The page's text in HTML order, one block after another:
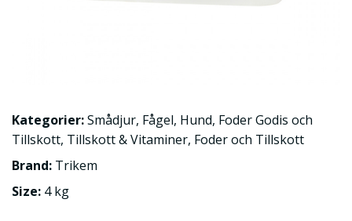
Kategorier:Smådjur, Fågel, Hund, Foder Godis och
Tillskott, Tillskott & Vitaminer, Foder och Tillskott
Brand: Trikem
Size: 4 kg